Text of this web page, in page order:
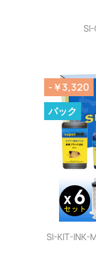
SI-
SI-KIT-INK-
-￥3,320
パック